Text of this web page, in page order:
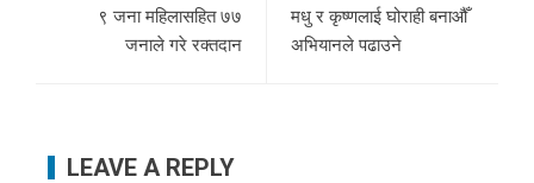
९ जना महिलासहित ७७
जनाले गरे रक्तदान
मधु र कृष्णलाई घोराही बनाऔँ
अभियानले पढाउने
LEAVE A REPLY